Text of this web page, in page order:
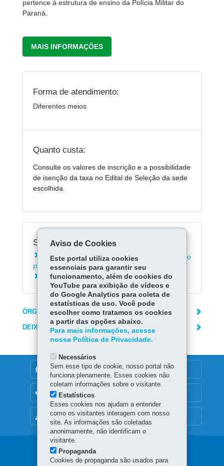
pertence à estrutura de ensino da Polícia Militar do
Paraná.
MAIS INFORMAÇÕES
Forma de atendimento:
Diferentes meios
Quanto custa:
Consulte os valores de inscrição e a possibilidade
de isenção da taxa no Edital de Seleção da sede
escolhida.
Serviços Relacionados:
Inscrever-se para seleção da Guarda Mirim do
Paraná
Consultar boletim escolar
ÓRGÃO RESPONSÁVEL
DEIXE SUA OPINIÃO
MAPA DO SITE
DENUNCIE CORRUPÇÃO
OUVIDORIA
Navegação
Aviso de Cookies
Este portal utiliza cookies
essenciais para garantir seu
funcionamento, além de cookies do
YouTube para exibição de vídeos e
do Google Analytics para coleta de
estatísticas de uso. Você pode
escolher como tratamos os cookies
a partir das opções abaixo.
Para mais informações, acesse
nossa Política de Privacidade.
Necessários
Sem esse tipo de cookie, nosso portal não
funciona plenamente. Esses cookies não
coletam informações sobre o visitante.
Estatísticos
Esses cookies nos ajudam a entender
como os visitantes interagem com nosso
site. As informações são coletadas
anonimamente, não identificam o
visitante.
Propaganda
Cookies de propaganda são usados para